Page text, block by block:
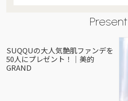
Present
SUQQUの大人気艶肌ファンデを
50人にプレゼント！｜美的
GRAND